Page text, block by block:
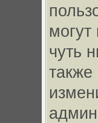
чуть